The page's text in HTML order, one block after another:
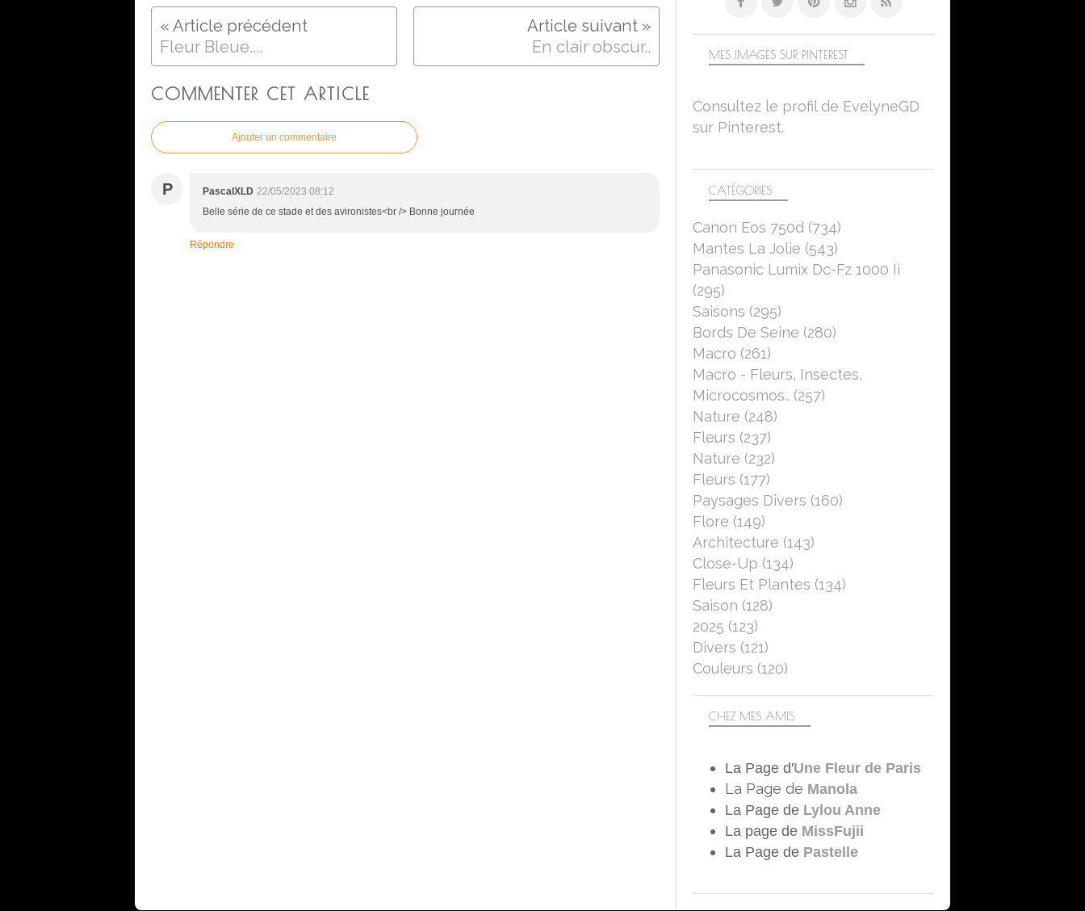
Fleur Bleue.... En clair obscur..
COMMENTER CET ARTICLE
Ajouter un commentaire
P PascalXLD 22/05/2023 08:12
Belle série de ce stade et des avironistes<br /> Bonne journée
Répondre
CATÉGORIES
Canon Eos 750d (734)
Mantes La Jolie (543)
Panasonic Lumix Dc-Fz 1000 Ii
(295)
Saisons (295)
Bords De Seine (280)
Macro (261)
Macro - Fleurs, Insectes,
Microcosmos.. (257)
Nature (248)
Fleurs (237)
Nature (232)
Fleurs (177)
Paysages Divers (160)
Flore (149)
Architecture (143)
Close-Up (134)
Fleurs Et Plantes (134)
Saison (128)
2025 (123)
Divers (121)
Couleurs (120)
MES IMAGES SUR PINTEREST
Consultez le profil de EvelyneGD
sur Pinterest.
CHEZ MES AMIS
La Page d'Une Fleur de Paris
La Page de Manola
La Page de Lylou Anne
La page de MissFujii
La Page de Pastelle